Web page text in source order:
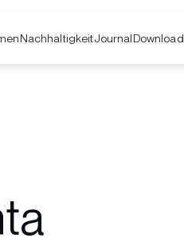
NachhaltigkeitJournalDownload